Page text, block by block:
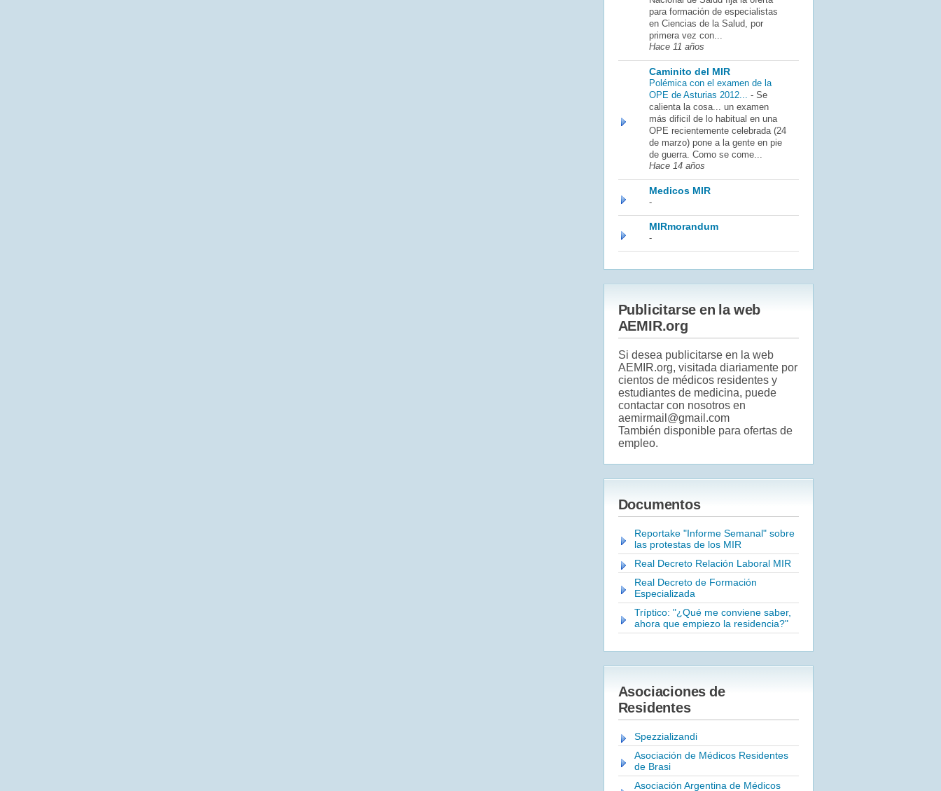
para formación de especialistas
en Ciencias de la Salud, por
primera vez con...
Hace 11 años
Caminito del MIR
Polémica con el examen de la
OPE de Asturias 2012... - Se
calienta la cosa... un examen
más dificil de lo habitual en una
OPE recientemente celebrada (24
de marzo) pone a la gente en pie
de guerra. Como se come...
Hace 14 años
Medicos MIR
-
MIRmorandum
-
Publicitarse en la web
AEMIR.org
Si desea publicitarse en la web
AEMIR.org, visitada diariamente por
cientos de médicos residentes y
estudiantes de medicina, puede
contactar con nosotros en
aemirmail@gmail.com
También disponible para ofertas de
empleo.
Documentos
Reportake "Informe Semanal" sobre
las protestas de los MIR
Real Decreto Relación Laboral MIR
Real Decreto de Formación
Especializada
Tríptico: "¿Qué me conviene saber,
ahora que empiezo la residencia?"
Asociaciones de
Residentes
Spezzializandi
Asociación de Médicos Residentes
de Brasi
Asociación Argentina de Médicos